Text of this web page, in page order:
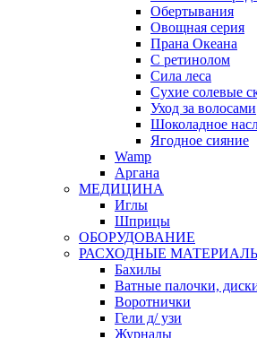
Обертывания
Овощная серия
Прана Океана
С ретинолом
Сила леса
Сухие солевые
Уход за волосами
Шоколадное
Ягодное сияние
Wamp
Аргана
МЕДИЦИНА
Иглы
Шприцы
ОБОРУДОВАНИЕ
РАСХОДНЫЕ
Бахилы
Ватные палочки,
Воротнички
Гели д/ узи
Журналы